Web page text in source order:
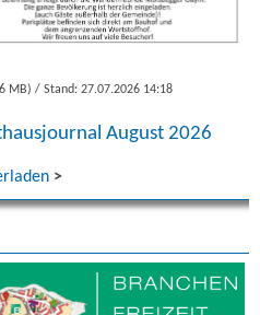
MB) Stand: 27.07.2026 14:18
August 2026
>